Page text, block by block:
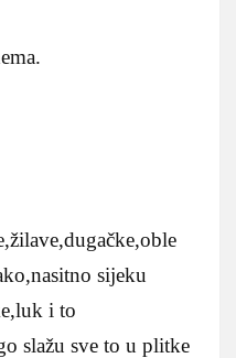
sijeku
i to
slažu sve to u plitke